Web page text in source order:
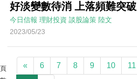
好淡變數待消 上落頻難突破
今日信報 理財投資 談股論策 陸文
2023/05/23
頁
« 6 7 8 9 10 11